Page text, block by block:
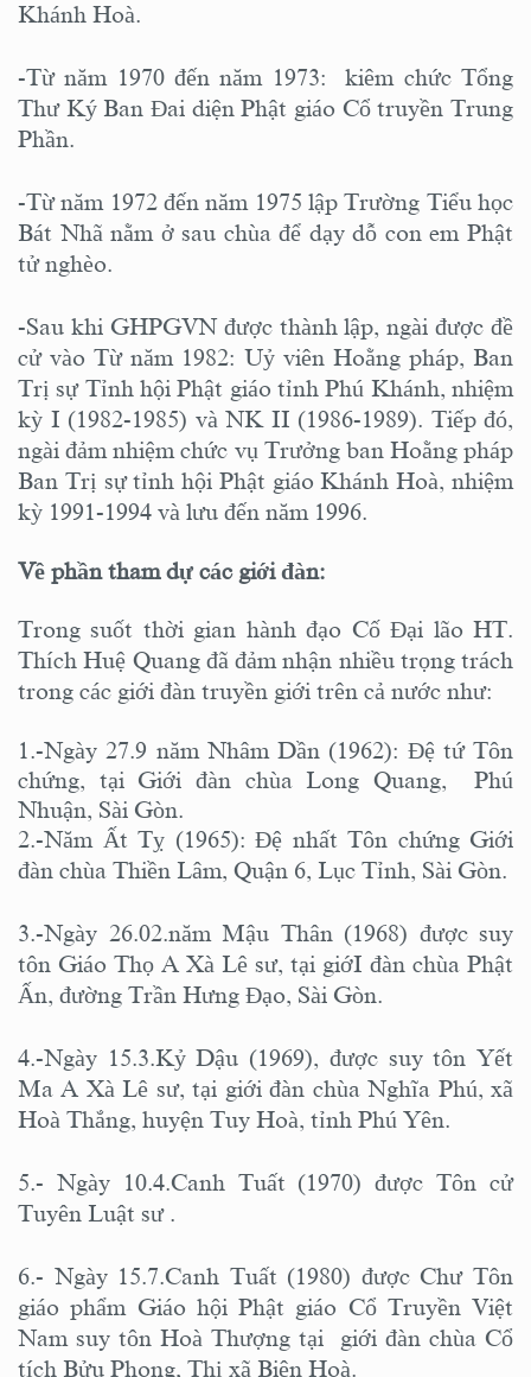
Khánh Hoà.
-Từ năm 1970 đến năm 1973: kiêm chức Tổng
Thư Ký Ban Đai diện Phật giáo Cổ truyền Trung
Phần.
-Từ năm 1972 đến năm 1975 lập Trường Tiểu học
Bát Nhã nằm ở sau chùa để dạy dỗ con em Phật
tử nghèo.
-Sau khi GHPGVN được thành lập, ngài được đề
cử vào Từ năm 1982: Uỷ viên Hoằng pháp, Ban
Trị sự Tỉnh hội Phật giáo tỉnh Phú Khánh, nhiệm
kỳ I (1982-1985) và NK II (1986-1989). Tiếp đó,
ngài đảm nhiệm chức vụ Trưởng ban Hoằng pháp
Ban Trị sự tỉnh hội Phật giáo Khánh Hoà, nhiệm
kỳ 1991-1994 và lưu đến năm 1996.
Về phần tham dự các giới đàn:
Trong suốt thời gian hành đạo Cố Đại lão HT.
Thích Huệ Quang đã đảm nhận nhiều trọng trách
trong các giới đàn truyền giới trên cả nước như:
1.-Ngày 27.9 năm Nhâm Dần (1962): Đệ tứ Tôn
chứng, tại Giới đàn chùa Long Quang, Phú
Nhuận, Sài Gòn.
2.-Năm Ất Tỵ (1965): Đệ nhất Tôn chứng Giới
đàn chùa Thiền Lâm, Quận 6, Lục Tỉnh, Sài Gòn.
3.-Ngày 26.02.năm Mậu Thân (1968) được suy
tôn Giáo Thọ A Xà Lê sư, tại giớI đàn chùa Phật
Ấn, đường Trần Hưng Đạo, Sài Gòn.
4.-Ngày 15.3.Kỷ Dậu (1969), được suy tôn Yết
Ma A Xà Lê sư, tại giới đàn chùa Nghĩa Phú, xã
Hoà Thắng, huyện Tuy Hoà, tỉnh Phú Yên.
5.- Ngày 10.4.Canh Tuất (1970) được Tôn cử
Tuyên Luật sư .
6.- Ngày 15.7.Canh Tuất (1980) được Chư Tôn
giáo phẩm Giáo hội Phật giáo Cổ Truyền Việt
Nam suy tôn Hoà Thượng tại giới đàn chùa Cổ
tích Bửu Phong, Thị xã Biên Hoà.